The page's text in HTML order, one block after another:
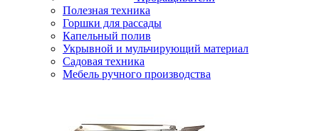
Полезная техника
Горшки для рассады
Капельный полив
Укрывной и мульчирующий материал
Садовая техника
Мебель ручного производства